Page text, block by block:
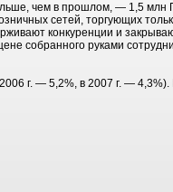
чем в прошлом, — 1,5 млн
сетей, торгующих
конкуренции и
собранного руками
г. — 5,2%, в 2007 г. —